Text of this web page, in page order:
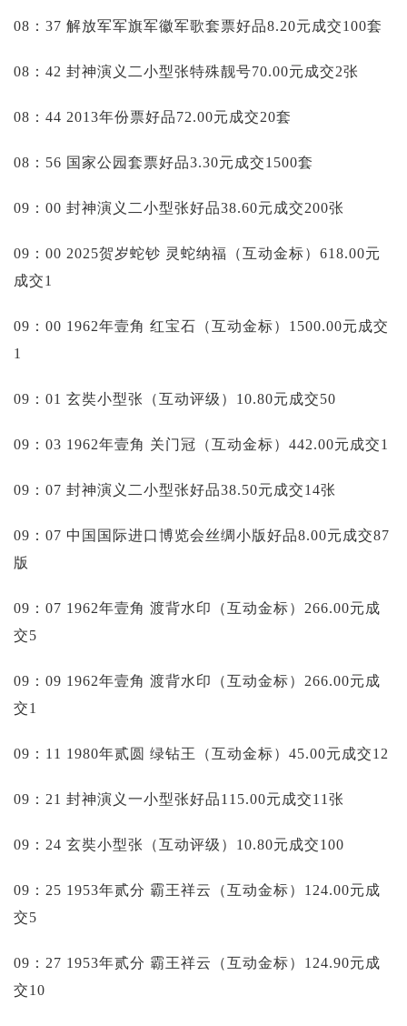
08：37 解放军军旗军徽军歌套票好品8.20元成交100套
08：42 封神演义二小型张特殊靓号70.00元成交2张
08：44 2013年份票好品72.00元成交20套
08：56 国家公园套票好品3.30元成交1500套
09：00 封神演义二小型张好品38.60元成交200张
09：00 2025贺岁蛇钞 灵蛇纳福（互动金标）618.00元
成交1
09：00 1962年壹角 红宝石（互动金标）1500.00元成交
1
09：01 玄奘小型张（互动评级）10.80元成交50
09：03 1962年壹角 关门冠（互动金标）442.00元成交1
09：07 封神演义二小型张好品38.50元成交14张
09：07 中国国际进口博览会丝绸小版好品8.00元成交87
版
09：07 1962年壹角 渡背水印（互动金标）266.00元成
交5
09：09 1962年壹角 渡背水印（互动金标）266.00元成
交1
09：11 1980年贰圆 绿钻王（互动金标）45.00元成交12
09：21 封神演义一小型张好品115.00元成交11张
09：24 玄奘小型张（互动评级）10.80元成交100
09：25 1953年贰分 霸王祥云（互动金标）124.00元成
交5
09：27 1953年贰分 霸王祥云（互动金标）124.90元成
交10